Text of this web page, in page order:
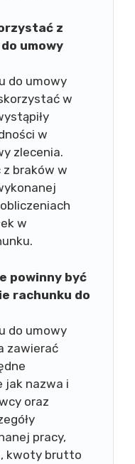
z
umowy
do umowy
w
w
zlecenia.
braków w
w
powinny być
rachunku do
do umowy
zawierać
jak nazwa i
oraz
pracy,
kwoty brutto